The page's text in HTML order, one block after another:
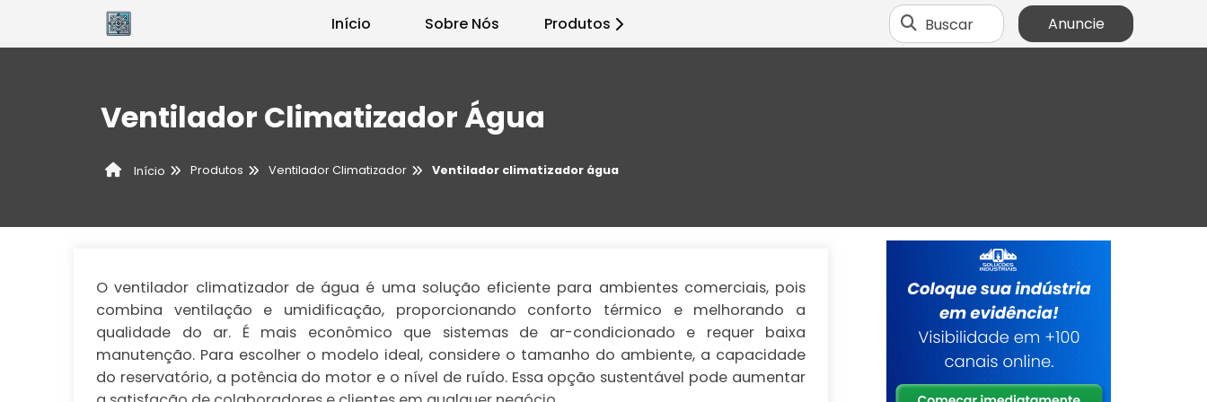
Início Sobre Nós Produtos Buscar Anuncie
Ventilador Climatizador Água
Início Produtos Ventilador Climatizador Ventilador climatizador água
O ventilador climatizador de água é uma solução eficiente para ambientes comerciais, pois
combina ventilação e umidificação, proporcionando conforto térmico e melhorando a
qualidade do ar. É mais econômico que sistemas de ar-condicionado e requer baixa
manutenção. Para escolher o modelo ideal, considere o tamanho do ambiente, a capacidade
do reservatório, a potência do motor e o nível de ruído. Essa opção sustentável pode aumentar